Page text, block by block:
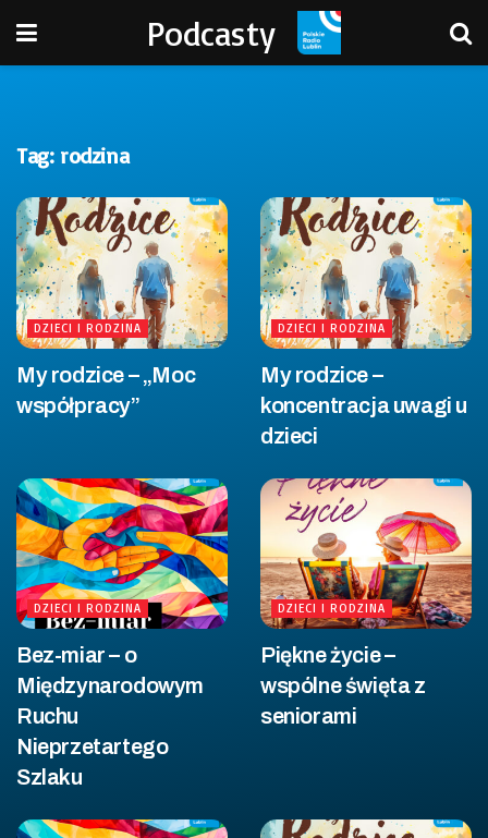
Podcasty
Tag: rodzina
DZIECI I RODZINA
My rodzice – „Moc
współpracy”
DZIECI I RODZINA
My rodzice –
koncentracja uwagi u
dzieci
DZIECI I RODZINA
Bez-miar – o
Międzynarodowym
Ruchu
Nieprzetartego
Szlaku
DZIECI I RODZINA
Piękne życie –
wspólne święta z
seniorami